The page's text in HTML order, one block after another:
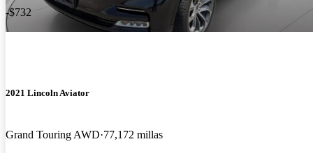
-$732
2021 Lincoln Aviator
Grand Touring AWD 77,172 millas